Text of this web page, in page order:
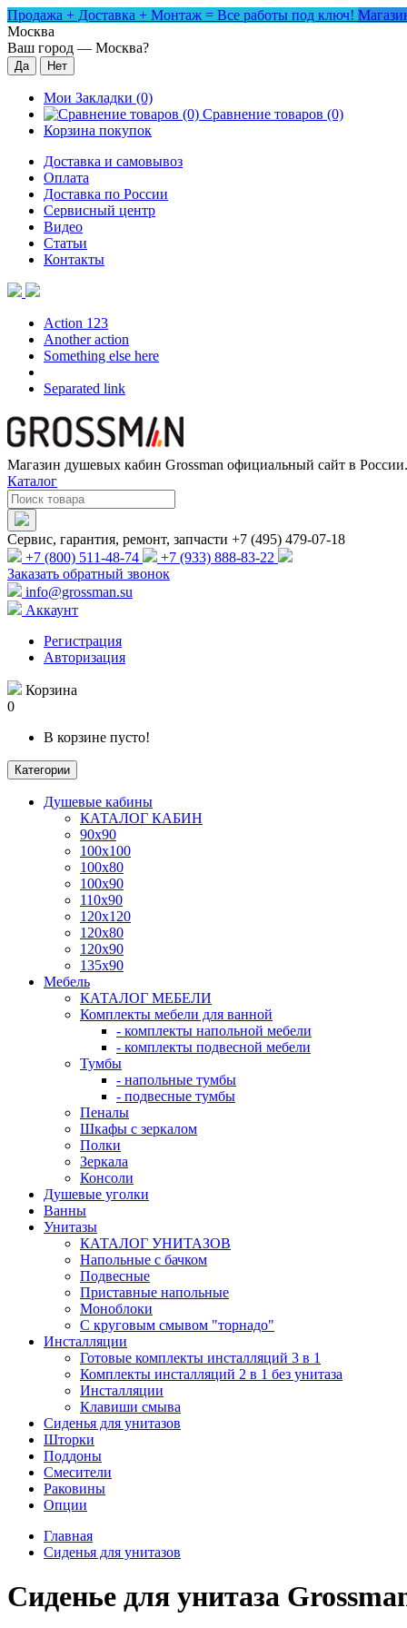
Продажа + Доставка + Монтаж = Все работы под ключ!
Москва
Ваш город — Москва?
Мои Закладки (0)
Сравнение товаров (0)
Корзина покупок
Доставка и самовывоз
Оплата
Доставка по России
Сервисный центр
Видео
Статьи
Контакты
Action 123
Another action
Something else here
Separated link
Магазин душевых кабин Grossman официальный сайт в
Каталог
Сервис, гарантия, ремонт, запчасти +7 (495) 479-07-18
+7 (800) 511-48-74
+7 (933) 888-83-22
Заказать обратный звонок
info@grossman.su
Аккаунт
Регистрация
Авторизация
Корзина
0
В корзине пусто!
Категории
Душевые кабины
КАТАЛОГ КАБИН
90x90
100x100
100x80
100x90
110x90
120x120
120x80
120x90
135x90
Мебель
КАТАЛОГ МЕБЕЛИ
Комплекты мебели для ванной
- комплекты напольной мебели
- комплекты подвесной мебели
Тумбы
- напольные тумбы
- подвесные тумбы
Пеналы
Шкафы с зеркалом
Полки
Зеркала
Консоли
Душевые уголки
Ванны
Унитазы
КАТАЛОГ УНИТАЗОВ
Напольные с бачком
Подвесные
Приставные напольные
Моноблоки
С круговым смывом "торнадо"
Инсталляции
Готовые комплекты инсталляций 3 в 1
Комплекты инсталляций 2 в 1 без унитаза
Инсталляции
Клавиши смыва
Сиденья для унитазов
Шторки
Поддоны
Смесители
Раковины
Опции
Главная
Сиденья для унитазов
Сиденье для унитаза